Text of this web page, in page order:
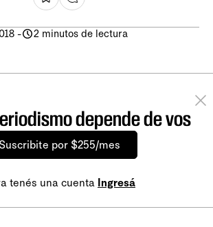
- 2 minutos de lectura
depende de vos
Suscribite por $255/mes
tenés una cuenta Ingresá